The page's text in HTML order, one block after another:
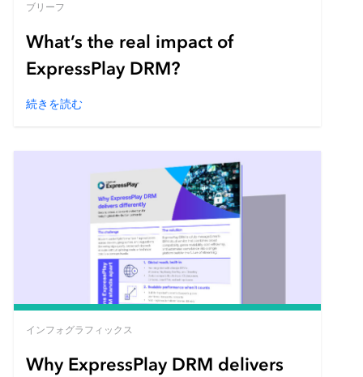
ブリーフ
What’s the real impact of
ExpressPlay DRM?
続きを読む
インフォグラフィックス
Why ExpressPlay DRM delivers